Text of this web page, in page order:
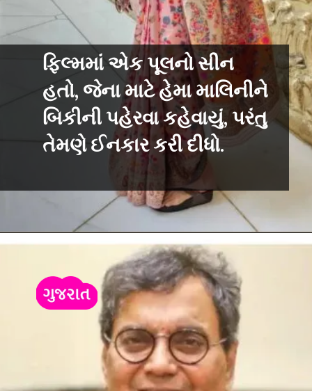
ફિલ્મમાં એક પૂલનો સીન
હતો, જેના માટે હેમા માલિનીને
બિકીની પહેરવા કહેવાયું, પરંતુ
તેમણે ઈનકાર કરી દીધો.